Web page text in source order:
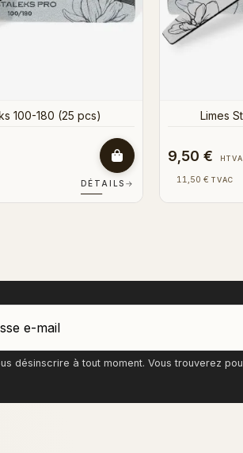
100-180 (1pc)
DÉTAILS→
0,60 € HTVA
0,73 € TVAC
désinscrire à tout moment. Vous trouverez